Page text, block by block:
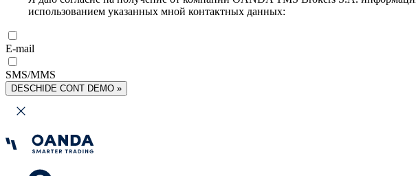
использованием указанных мной контактных данных:
E-mail
SMS/MMS
DESCHIDE CONT DEMO »